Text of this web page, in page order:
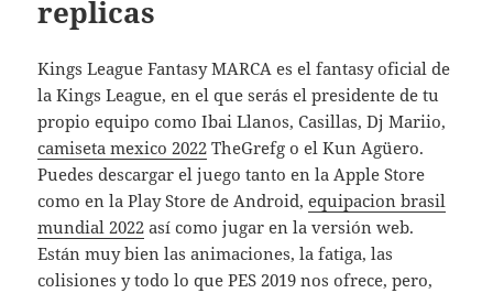
replicas
Kings League Fantasy MARCA es el fantasy oficial de
la Kings League, en el que serás el presidente de tu
propio equipo como Ibai Llanos, Casillas, Dj Mariio,
camiseta mexico 2022 TheGrefg o el Kun Agüero.
Puedes descargar el juego tanto en la Apple Store
como en la Play Store de Android,equipacion brasil
mundial 2022 así como jugar en la versión web.
Están muy bien las animaciones, la fatiga, las
colisiones y todo lo que PES 2019 nos ofrece, pero,